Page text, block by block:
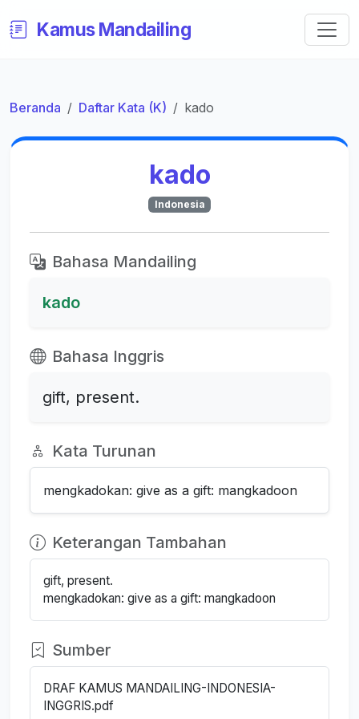
Kamus Mandailing
Beranda Daftar Kata (K) kado
kado
Indonesia
Bahasa Mandailing
kado
Bahasa Inggris
gift, present.
Kata Turunan
mengkadokan: give as a gift: mangkadoon
Keterangan Tambahan
gift, present.
mengkadokan: give as a gift: mangkadoon
Sumber
DRAF KAMUS MANDAILING-INDONESIA-
INGGRIS.pdf